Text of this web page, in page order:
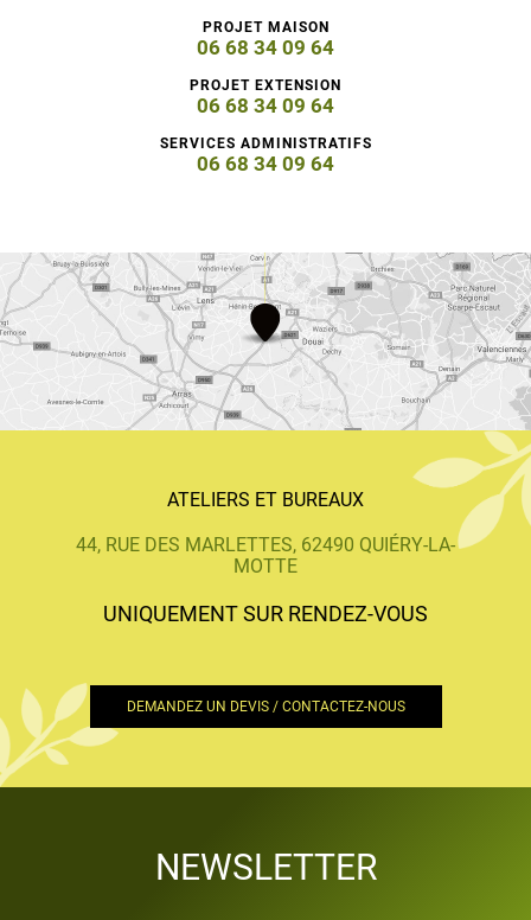
PROJET MAISON
06 68 34 09 64
PROJET EXTENSION
06 68 34 09 64
SERVICES ADMINISTRATIFS
06 68 34 09 64
ATELIERS ET BUREAUX
44, RUE DES MARLETTES, 62490 QUIÉRY-LA-
MOTTE
UNIQUEMENT SUR RENDEZ-VOUS
DEMANDEZ UN DEVIS / CONTACTEZ-NOUS
NEWSLETTER